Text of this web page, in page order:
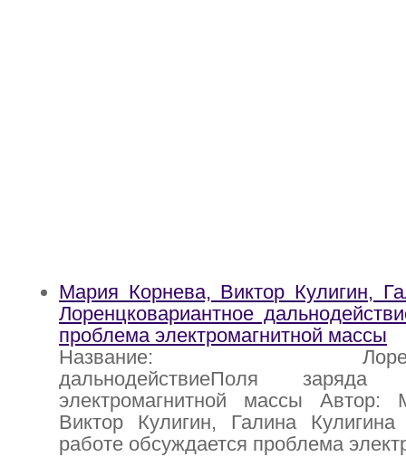
Мария Корнева, Виктор Кулигин,
Лоренцковариантное
проблема электромагнитной массы
Название:
дальнодействиеПоля
электромагнитной массы Автор:
Виктор Кулигин, Галина
работе обсуждается проблема